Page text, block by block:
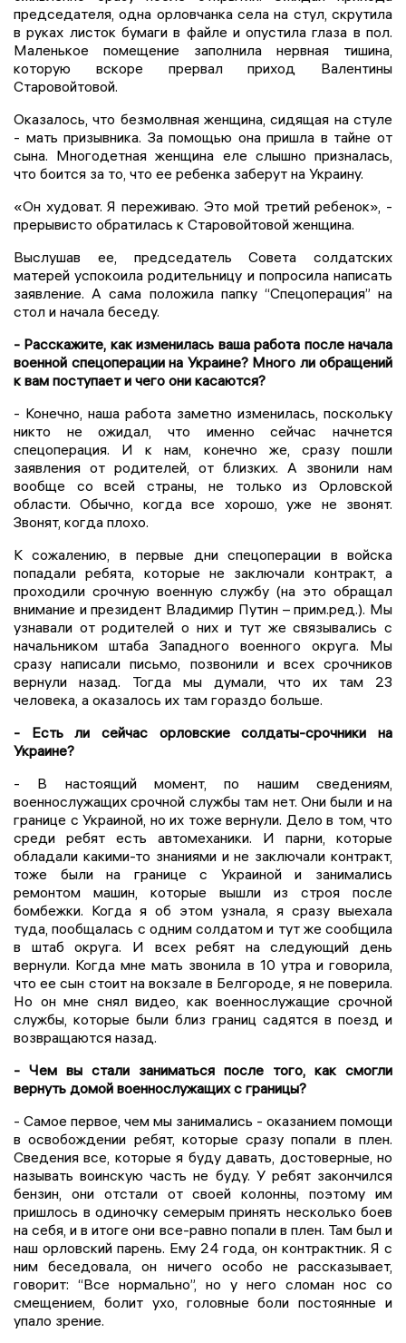
председателя, одна орловчанка села на стул, скрутила
в руках листок бумаги в файле и опустила глаза в пол.
Маленькое помещение заполнила нервная тишина,
которую вскоре прервал приход Валентины
Старовойтовой.
Оказалось, что безмолвная женщина, сидящая на стуле
- мать призывника. За помощью она пришла в тайне от
сына. Многодетная женщина еле слышно призналась,
что боится за то, что ее ребенка заберут на Украину.
«Он худоват. Я переживаю. Это мой третий ребенок», -
прерывисто обратилась к Старовойтовой женщина.
Выслушав ее, председатель Совета солдатских
матерей успокоила родительницу и попросила написать
заявление. А сама положила папку “Спецоперация” на
стол и начала беседу.
- Расскажите, как изменилась ваша работа после начала
военной спецоперации на Украине? Много ли обращений
к вам поступает и чего они касаются?
- Конечно, наша работа заметно изменилась, поскольку
никто не ожидал, что именно сейчас начнется
спецоперация. И к нам, конечно же, сразу пошли
заявления от родителей, от близких. А звонили нам
вообще со всей страны, не только из Орловской
области. Обычно, когда все хорошо, уже не звонят.
Звонят, когда плохо.
К сожалению, в первые дни спецоперации в войска
попадали ребята, которые не заключали контракт, а
проходили срочную военную службу (на это обращал
внимание и президент Владимир Путин – прим.ред.). Мы
узнавали от родителей о них и тут же связывались с
начальником штаба Западного военного округа. Мы
сразу написали письмо, позвонили и всех срочников
вернули назад. Тогда мы думали, что их там 23
человека, а оказалось их там гораздо больше.
- Есть ли сейчас орловские солдаты-срочники на
Украине?
- В настоящий момент, по нашим сведениям,
военнослужащих срочной службы там нет. Они были и на
границе с Украиной, но их тоже вернули. Дело в том, что
среди ребят есть автомеханики. И парни, которые
обладали какими-то знаниями и не заключали контракт,
тоже были на границе с Украиной и занимались
ремонтом машин, которые вышли из строя после
бомбежки. Когда я об этом узнала, я сразу выехала
туда, пообщалась с одним солдатом и тут же сообщила
в штаб округа. И всех ребят на следующий день
вернули. Когда мне мать звонила в 10 утра и говорила,
что ее сын стоит на вокзале в Белгороде, я не поверила.
Но он мне снял видео, как военнослужащие срочной
службы, которые были близ границ садятся в поезд и
возвращаются назад.
- Чем вы стали заниматься после того, как смогли
вернуть домой военнослужащих с границы?
- Самое первое, чем мы занимались - оказанием помощи
в освобождении ребят, которые сразу попали в плен.
Сведения все, которые я буду давать, достоверные, но
называть воинскую часть не буду. У ребят закончился
бензин, они отстали от своей колонны, поэтому им
пришлось в одиночку семерым принять несколько боев
на себя, и в итоге они все-равно попали в плен. Там был и
наш орловский парень. Ему 24 года, он контрактник. Я с
ним беседовала, он ничего особо не рассказывает,
говорит: “Все нормально”, но у него сломан нос со
смещением, болит ухо, головные боли постоянные и
упало зрение.